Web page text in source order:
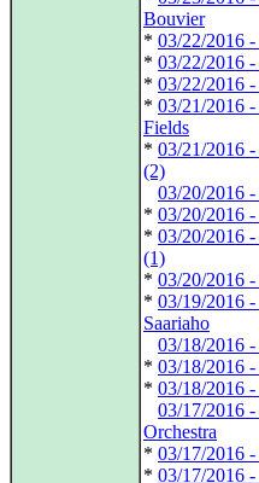
Bouvier
* 03/22/2016 -
* 03/22/2016 -
* 03/22/2016 -
* 03/21/2016 -
Fields
* 03/21/2016 -
(2)
03/20/2016 -
* 03/20/2016 -
* 03/20/2016 -
(1)
* 03/20/2016 -
* 03/19/2016 -
Saariaho
03/18/2016 -
* 03/18/2016 -
* 03/18/2016 -
03/17/2016 -
Orchestra
* 03/17/2016 -
* 03/17/2016 -